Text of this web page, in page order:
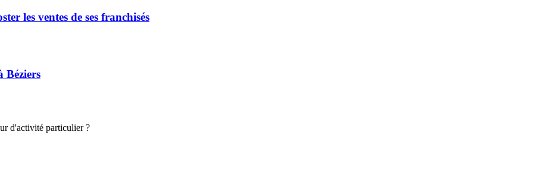
les ventes de ses franchisés
Béziers
d'activité particulier ?